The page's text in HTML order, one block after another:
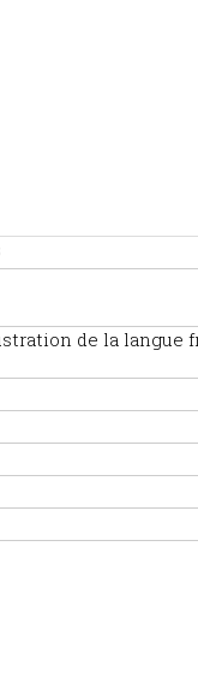
de la langue